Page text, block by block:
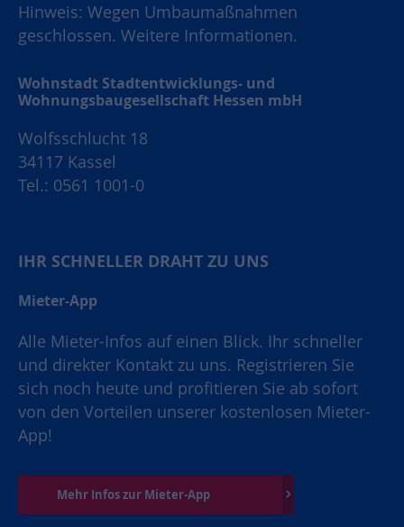
Hinweis: Wegen Umbaumaßnahmen
geschlossen. Weitere Informationen.
Wohnstadt Stadtentwicklungs- und
Wohnungsbaugesellschaft Hessen mbH
Wolfsschlucht 18
34117 Kassel
Tel.: 0561 1001-0
IHR SCHNELLER DRAHT ZU UNS
Mieter-App
Alle Mieter-Infos auf einen Blick. Ihr schneller
und direkter Kontakt zu uns. Registrieren Sie
sich noch heute und profitieren Sie ab sofort
von den Vorteilen unserer kostenlosen Mieter-
App!
Mehr Infos zur Mieter-App